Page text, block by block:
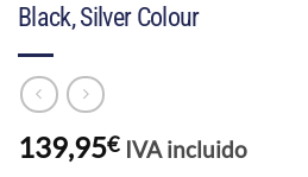
Black, Silver Colour
139,95€ IVA incluido